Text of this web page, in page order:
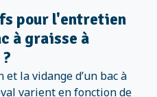
pour l'entretien
à graisse à
la vidange d’un bac à
varient en fonction de